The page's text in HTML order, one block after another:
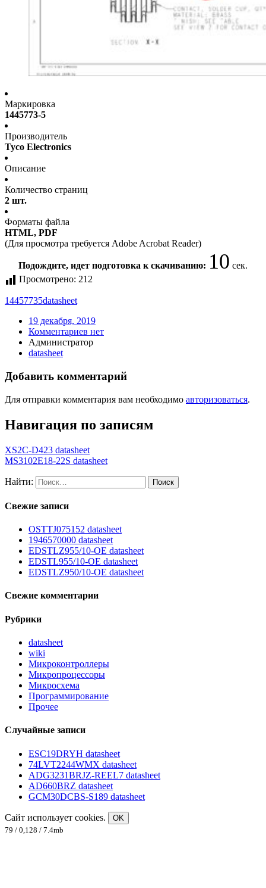
Маркировка
1445773-5
Производитель
Tyco Electronics
Описание
Количество страниц
2 шт.
Форматы файла
HTML, PDF
(Для просмотра требуется Adobe Acrobat Reader)
Подождите, идет подготовка к скачиванию: 10 сек.
Просмотрено: 212
14457735datasheet
19 декабря, 2019
Комментариев нет
Администратор
datasheet
Добавить комментарий
Для отправки комментария вам необходимо авторизоваться.
Навигация по записям
XS2C-D423 datasheet
MS3102E18-22S datasheet
Найти:
Свежие записи
OSTTJ075152 datasheet
1946570000 datasheet
EDSTLZ955/10-OE datasheet
EDSTL955/10-OE datasheet
EDSTLZ950/10-OE datasheet
Свежие комментарии
Рубрики
datasheet
wiki
Микроконтроллеры
Микропроцессоры
Микросхема
Программирование
Прочее
Случайные записи
ESC19DRYH datasheet
74LVT2244WMX datasheet
ADG3231BRJZ-REEL7 datasheet
AD660BRZ datasheet
GCM30DCBS-S189 datasheet
Сайт использует cookies.
OK
79 / 0,128 / 7.4mb